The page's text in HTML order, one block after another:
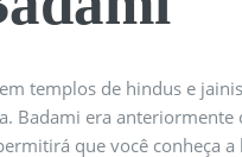
templos de hindus e
Badami era anteriormente
que você conheça